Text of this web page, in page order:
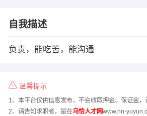
自我描述
负责，能吃苦，能沟通
温馨提示
1、本平台仅供信息发布，不会收取押金、保证金，
2、请告知求职者，是在乌恰人才网www.hn-